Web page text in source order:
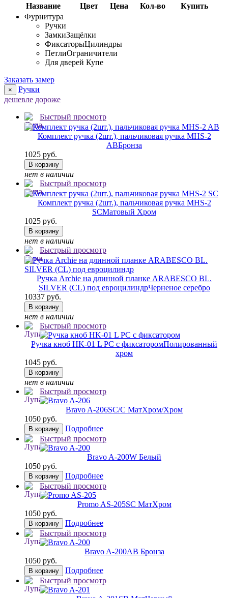
Название
Цвет Цена Кол-во
Купить
Фурнитура
Ручки
ЗамкиЗащёлки
ФиксаторыЦилиндры
ПетлиОграничители
Для дверей Купе
Заказать замер
×
Ручки
дешевле дороже
Быстрый просмотр
Комплект ручка (2шт.), пальчиковая ручка MHS-2
ABБронза
1025 руб.
В корзину
нет в наличии
Быстрый просмотр
Комплект ручка (2шт.), пальчиковая ручка MHS-2
SCМатовый Хром
1025 руб.
В корзину
нет в наличии
Быстрый просмотр
Ручка Archie на длинной планке ARABESCO BL.
SILVER (CL) под евроцилиндрЧерненое серебро
10337 руб.
В корзину
нет в наличии
Быстрый просмотр
Ручка кноб HK-01 L PC с фиксаторомПолированный
хром
1045 руб.
В корзину
нет в наличии
Быстрый просмотр
Bravo A-206SC/C МатХром/Хром
1050 руб.
В корзину
Подробнее
Быстрый просмотр
Bravo A-200W Белый
1050 руб.
В корзину
Подробнее
Быстрый просмотр
Promo AS-205SC МатХром
1050 руб.
В корзину
Подробнее
Быстрый просмотр
Bravo A-200AB Бронза
1050 руб.
В корзину
Подробнее
Быстрый просмотр